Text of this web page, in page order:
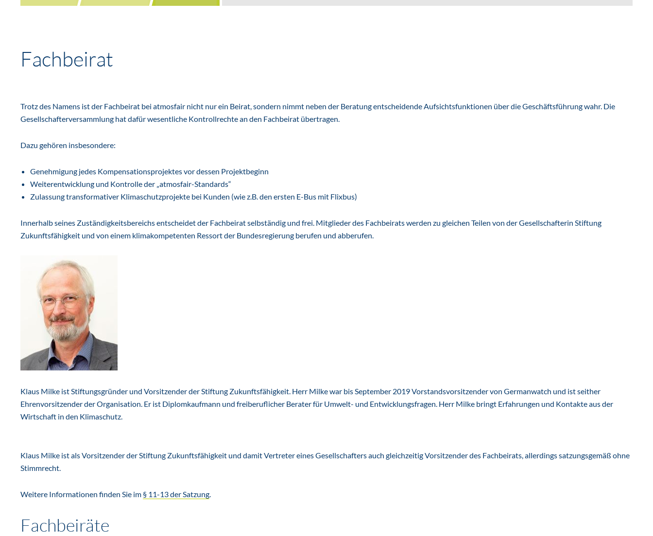
Fachbeirat
Trotz des Namens ist der Fachbeirat bei atmosfair nicht nur ein Beirat, sondern nimmt neben der Beratung entscheidende Aufsichtsfunktionen über die Geschäftsführung wahr. Die
Gesellschafterversammlung hat dafür wesentliche Kontrollrechte an den Fachbeirat übertragen.
Dazu gehören insbesondere:
Genehmigung jedes Kompensationsprojektes vor dessen Projektbeginn
Weiterentwicklung und Kontrolle der „atmosfair-Standards“
Zulassung transformativer Klimaschutzprojekte bei Kunden (wie z.B. den ersten E-Bus mit Flixbus)
Innerhalb seines Zuständigkeitsbereichs entscheidet der Fachbeirat selbständig und frei. Mitglieder des Fachbeirats werden zu gleichen Teilen von der Gesellschafterin Stiftung
Zukunftsfähigkeit und von einem klimakompetenten Ressort der Bundesregierung berufen und abberufen.
Klaus Milke ist Stiftungsgründer und Vorsitzender der Stiftung Zukunftsfähigkeit. Herr Milke war bis September 2019 Vorstandsvorsitzender von Germanwatch und ist seither
Ehrenvorsitzender der Organisation. Er ist Diplomkaufmann und freiberuflicher Berater für Umwelt- und Entwicklungsfragen. Herr Milke bringt Erfahrungen und Kontakte aus der
Wirtschaft in den Klimaschutz.
Klaus Milke ist als Vorsitzender der Stiftung Zukunftsfähigkeit und damit Vertreter eines Gesellschafters auch gleichzeitig Vorsitzender des Fachbeirats, allerdings satzungsgemäß ohne
Stimmrecht.
Weitere Informationen finden Sie im § 11-13 der Satzung.
Fachbeiräte